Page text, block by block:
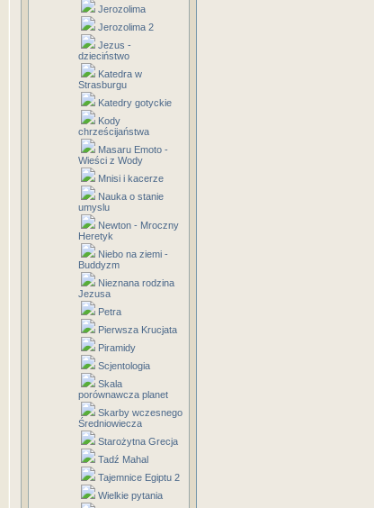
Jerozolima
Jerozolima 2
Jezus -
dzieciństwo
Katedra w
Strasburgu
Katedry gotyckie
Kody
chrześcijaństwa
Masaru Emoto -
Wieści z Wody
Mnisi i kacerze
Nauka o stanie
umyslu
Newton - Mroczny
Heretyk
Niebo na ziemi -
Buddyzm
Nieznana rodzina
Jezusa
Petra
Pierwsza Krucjata
Piramidy
Scjentologia
Skala
porównawcza planet
Skarby wczesnego
Średniowiecza
Starożytna Grecja
Tadź Mahal
Tajemnice Egiptu 2
Wielkie pytania